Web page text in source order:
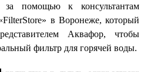
за помощью к консультантам
FilterStore» в Воронеже, который
Аквафор, чтобы
фильтр для горячей воды.